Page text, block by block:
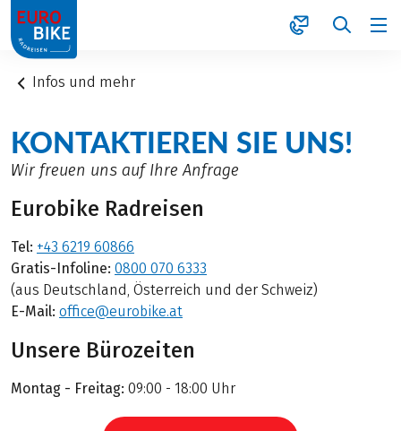
1
Infos und mehr
KONTAKTIEREN SIE UNS!
Wir freuen uns auf Ihre Anfrage
Eurobike Radreisen
Tel: +43 6219 60866
Gratis-Infoline: 0800 070 6333
(aus Deutschland, Österreich und der Schweiz)
E-Mail: office@eurobike.at
Unsere Bürozeiten
Montag - Freitag: 09:00 - 18:00 Uhr